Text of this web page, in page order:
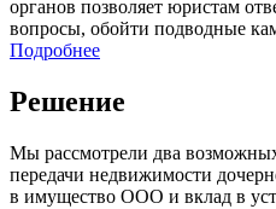
органов позволяет юристам
вопросы, обойти подводные
Подробнее
Решение
Мы рассмотрели два
передачи недвижимости
в имущество ООО и вклад в